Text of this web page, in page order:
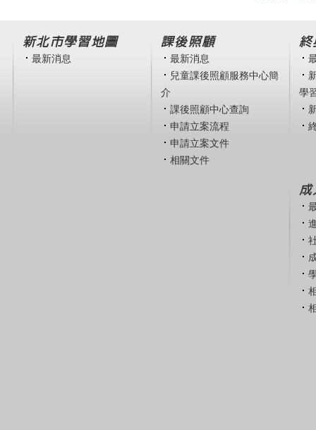
新北市學習地圖
最新消息
課後照顧
最新消息
兒童課後照顧服務中心簡
介
課後照顧中心查詢
申請立案流程
申請立案文件
相關文件
終
學